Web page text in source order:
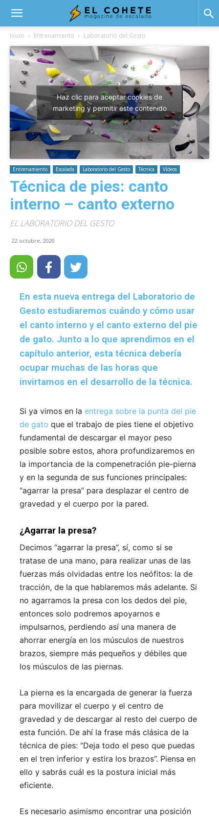
Cohete
Inicio Entrenamiento Laboratorio del Gesto
Haz clic para aceptar cookies de
marketing y permitir este contenido
Entrenamiento Escalada Laboratorio del Gesto Técnica Vídeos
Técnica de pies: canto
interno – canto externo
EL LABORATORIO DEL GESTO
22 octubre, 2020
En esta nueva entrega del Laboratorio de
Gesto estudiaremos cuándo y cómo usar
el canto interno y el canto externo del pie
de gato. Junto a lo que aprendimos en el
capítulo anterior, esta técnica debería
ocupar muchas de las horas que
invirtamos en el desarrollo de la técnica.
Si ya vimos en la entrega sobre la punta del pie
de gato que el trabajo de pies tiene el objetivo
fundamental de descargar el mayor peso
posible sobre estos, ahora profundizaremos en
la importancia de la compenetración pie-pierna
y en la segunda de sus funciones principales:
“agarrar la presa” para desplazar el centro de
gravedad y el cuerpo por la pared.
¿Agarrar la presa?
Decimos “agarrar la presa”, sí, como si se
tratase de una mano, para realizar unas de las
fuerzas más olvidadas entre los neófitos: la de
tracción, de la que hablaremos más adelante. Si
no agarramos la presa con los dedos del pie,
entonces solo podremos apoyarnos e
impulsarnos, perdiendo así una manera de
ahorrar energía en los músculos de nuestros
brazos, siempre más pequeños y débiles que
los músculos de las piernas.
La pierna es la encargada de generar la fuerza
para movilizar el cuerpo y el centro de
gravedad y de descargar al resto del cuerpo de
esta función. De ahí la frase más clásica de la
técnica de pies: “Deja todo el peso que puedas
en el tren inferior y estira los brazos”. Piensa en
ello y sabrás cuál es la postura inicial más
eficiente.
Es necesario asimismo encontrar una posición